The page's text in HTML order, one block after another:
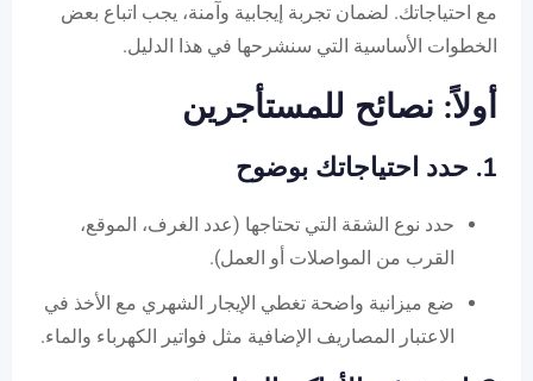
مع احتياجاتك. لضمان تجربة إيجابية وآمنة، يجب اتباع بعض
الخطوات الأساسية التي سنشرحها في هذا الدليل.
أولاً: نصائح للمستأجرين
1. حدد احتياجاتك بوضوح
حدد نوع الشقة التي تحتاجها (عدد الغرف، الموقع،
القرب من المواصلات أو العمل).
ضع ميزانية واضحة تغطي الإيجار الشهري مع الأخذ في
الاعتبار المصاريف الإضافية مثل فواتير الكهرباء والماء.